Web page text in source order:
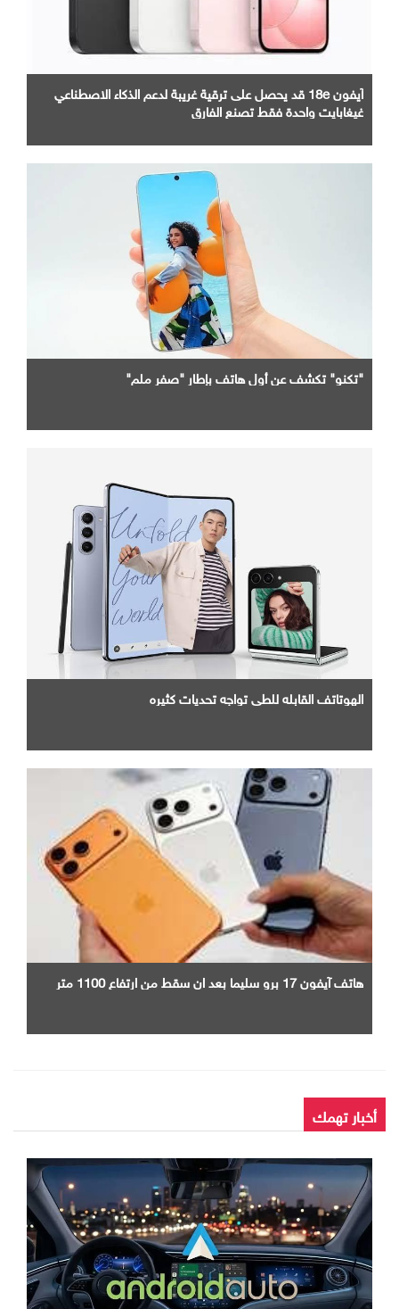
آيفون 18e قد يحصل على ترقية غريبة لدعم الذكاء الاصطناعي
غيغابايت واحدة فقط تصنع الفارق
"تكنو" تكشف عن أول هاتف بإطار "صفر ملم"
الهوتاتف القابله للطي تواجه تحديات كثيره
هاتف آيفون 17 برو سليما بعد ان سقط من ارتفاع 1100 متر
أخبار تهمك